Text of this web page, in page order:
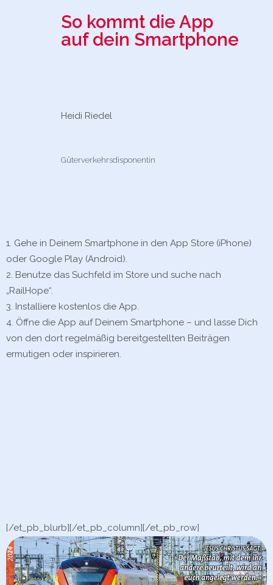
So kommt die App
auf dein Smartphone
Heidi Riedel
Güterverkehrsdisponentin
Gehe in Deinem Smartphone in den App Store (iPhone)
oder Google Play (Android).
Benutze das Suchfeld im Store und suche nach
„RailHope“.
Installiere kostenlos die App.
Öffne die App auf Deinem Smartphone – und lasse Dich
von den dort regelmäßig bereitgestellten Beiträgen
ermutigen oder inspirieren.
[/et_pb_blurb][/et_pb_column][/et_pb_row]